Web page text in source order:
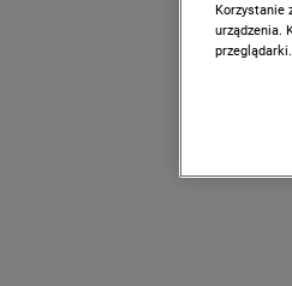
Korzystanie
urządzenia.
przeglądarki.